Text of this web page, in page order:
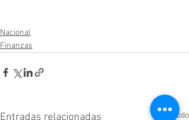
Nacional
Finanzas
Entradas relacionadas Ver todo